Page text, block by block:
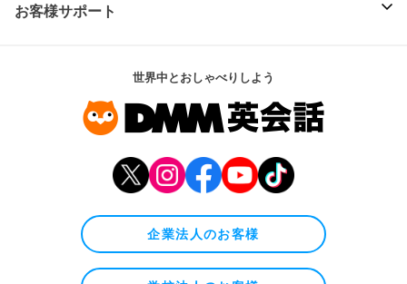
お客様サポート
世界中とおしゃべりしよう
企業法人のお客様